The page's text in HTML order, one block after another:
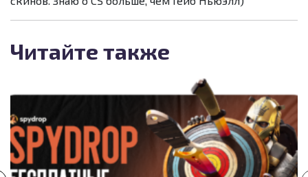
Читайте также